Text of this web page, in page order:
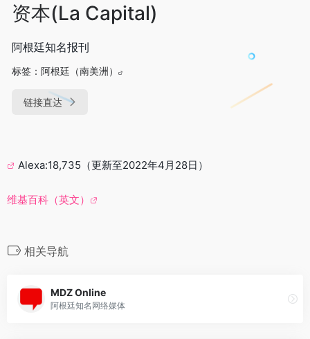
资本(La Capital)
阿根廷知名报刊
标签： 阿根廷（南美洲）
链接直达
Alexa:18,735（更新至2022年4月28日）
维基百科（英文）
相关导航
MDZ Online
阿根廷知名网络媒体